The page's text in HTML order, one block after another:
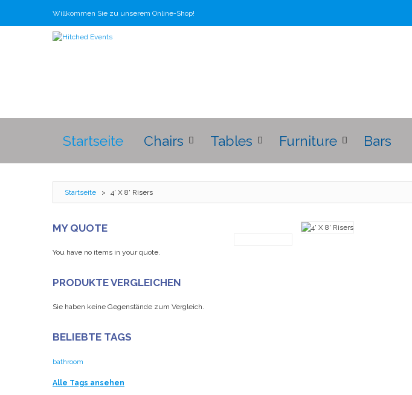
Willkommen Sie zu unserem Online-Shop!
Startseite Chairs Tables Furniture Bars
Startseite > 4' X 8' Risers
MY QUOTE
You have no items in your quote.
PRODUKTE VERGLEICHEN
Sie haben keine Gegenstände zum Vergleich.
BELIEBTE TAGS
bathroom
Alle Tags ansehen